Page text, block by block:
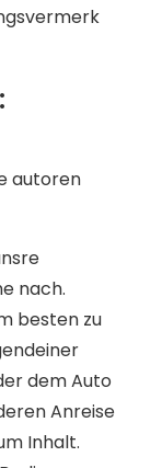
autoren
nach.
besten zu
dem Auto
Anreise
Inhalt.